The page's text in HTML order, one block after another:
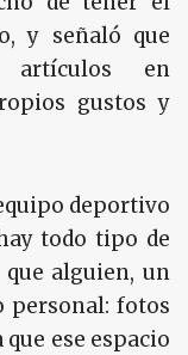
y señaló que
artículos en
gustos y
deportivo
todo tipo de
que alguien, un
personal: fotos
ese espacio